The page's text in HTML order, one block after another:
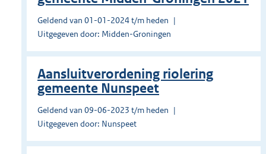
Geldend van 01-01-2024 t/m heden
Uitgegeven door: Midden-Groningen
Aansluitverordening riolering
gemeente Nunspeet
Geldend van 09-06-2023 t/m heden
Uitgegeven door: Nunspeet